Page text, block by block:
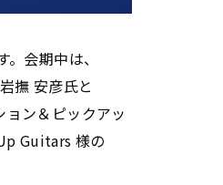
会期中は、
撫 安彦氏と
ン＆ピックアッ
Guitars 様の